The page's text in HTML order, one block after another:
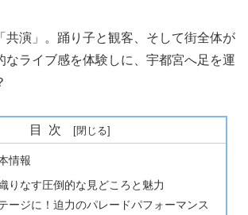
共演」。踊り子と観客、そして街全体が
なライブ感を体験しに、宇都宮へ足を運
目次
情報
りなす圧倒的な見どころと魅力
ージに！迫力のパレードパフォーマンス